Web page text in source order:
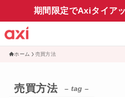
期間限定でAxiタイア
ホーム 売買方法
売買方法 – tag –